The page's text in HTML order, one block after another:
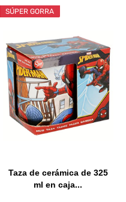
SÚPER GORRA
Taza de cerámica de 325
ml en caja...